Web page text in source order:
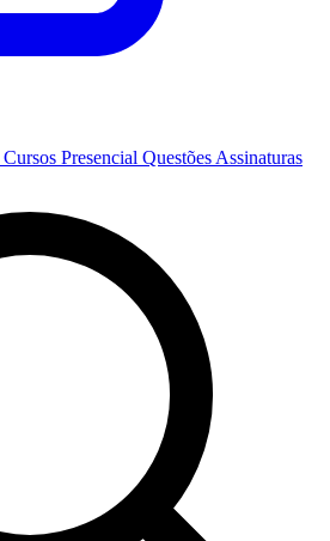
Cursos Presencial Questões Assinaturas